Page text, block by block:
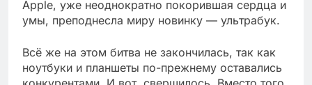
Apple, уже неоднократно покорившая сердца и
умы, преподнесла миру новинку — ультрабук.
Всё же на этом битва не закончилась, так как
ноутбуки и планшеты по-прежнему оставались